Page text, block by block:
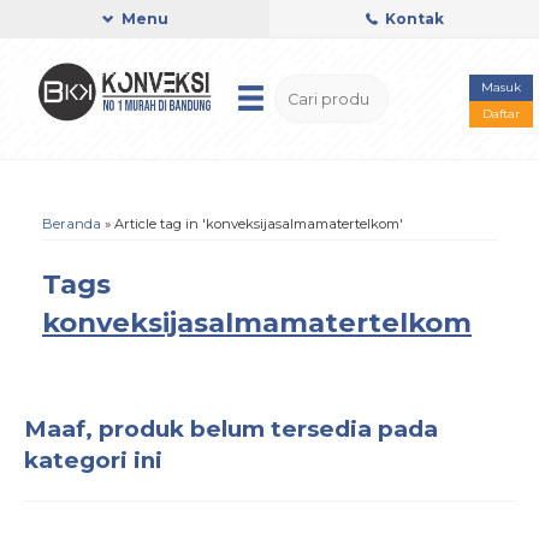
Menu Kontak
Masuk
Daftar
Beranda » Article tag in 'konveksijasalmamatertelkom'
Tags
konveksijasalmamatertelkom
Maaf, produk belum tersedia pada
kategori ini